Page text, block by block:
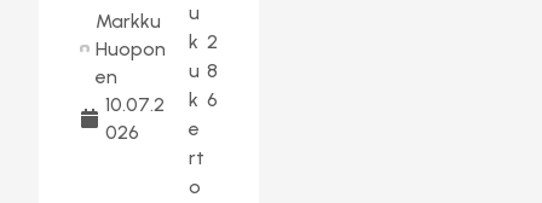
Markku
Huopon
en
10.07.2
026
u
k
u
k
e
rt
o
2
8
6